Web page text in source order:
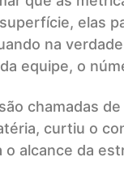
elas
na
equipe, o
chamadas
curtiu o
o alcance da